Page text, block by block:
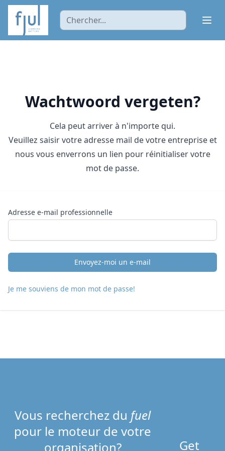
Wachtwoord vergeten?
Cela peut arriver à n'importe qui.
Veuillez saisir votre adresse mail de votre entreprise et
nous vous enverrons un lien pour réinitialiser votre
mot de passe.
Adresse e-mail professionnelle
Envoyez-moi un e-mail
Je me souviens de mon mot de passe!
Vous recherchez du fuel
pour le moteur de votre
organisation?
Get